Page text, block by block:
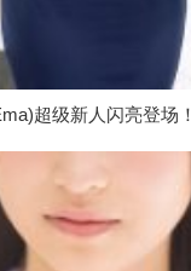
超级新人闪亮登场！